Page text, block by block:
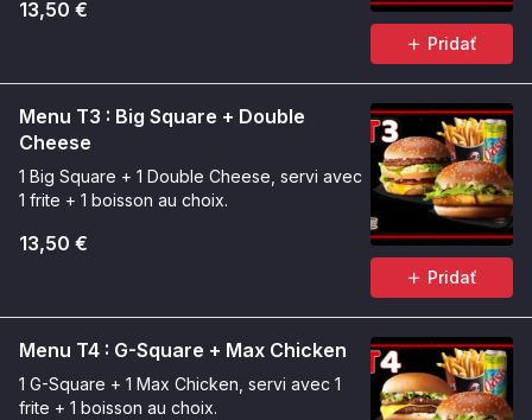
13,50 €
Pridať
Menu T3 : Big Square + Double
Cheese
1 Big Square + 1 Double Cheese, servi avec
1 frite + 1 boisson au choix.
13,50 €
Pridať
Menu T4 : G-Square + Max Chicken
1 G-Square + 1 Max Chicken, servi avec 1
frite + 1 boisson au choix.